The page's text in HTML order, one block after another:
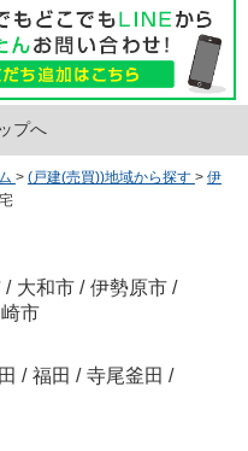
プへ
> (戸建(売買))地域から探す > 伊
/ 大和市 / 伊勢原市 /
市
/ 福田 / 寺尾釜田 /